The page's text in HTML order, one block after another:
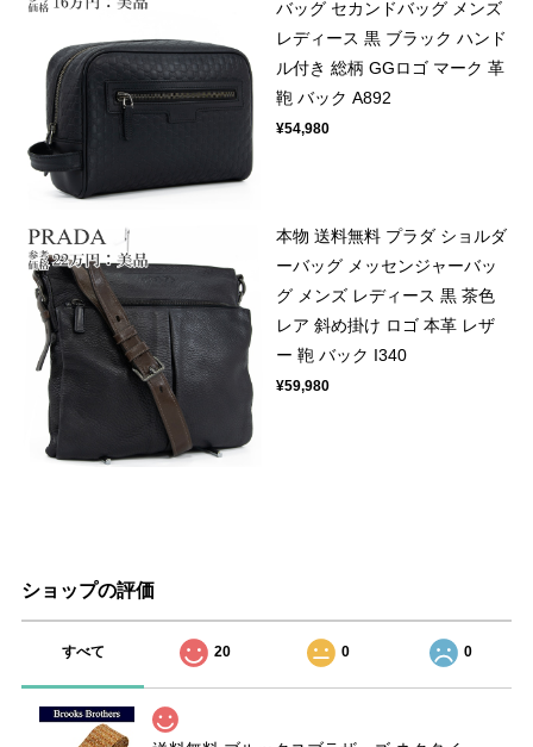
バッグ セカンドバッグ メンズ
レディース 黒 ブラック ハンド
ル付き 総柄 GGロゴ マーク 革
鞄 バック A892
¥54,980
本物 送料無料 プラダ ショルダ
ーバッグ メッセンジャーバッ
グ メンズ レディース 黒 茶色
レア 斜め掛け ロゴ 本革 レザ
ー 鞄 バック I340
¥59,980
ショップの評価
すべて 20 0 0